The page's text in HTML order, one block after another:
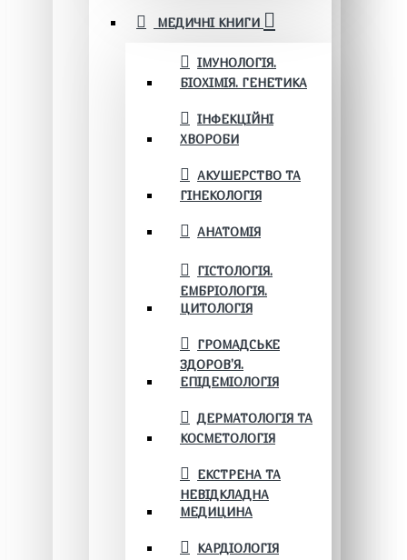
МЕДИЧНІ КНИГИ
ІМУНОЛОГІЯ.
БІОХІМІЯ. ГЕНЕТИКА
ІНФЕКЦІЙНІ
ХВОРОБИ
АКУШЕРСТВО ТА
ГІНЕКОЛОГІЯ
АНАТОМІЯ
ГІСТОЛОГІЯ.
ЕМБРІОЛОГІЯ.
ЦИТОЛОГІЯ
ГРОМАДСЬКЕ
ЗДОРОВ’Я.
ЕПІДЕМІОЛОГІЯ
ДЕРМАТОЛОГІЯ ТА
КОСМЕТОЛОГІЯ
ЕКСТРЕНА ТА
НЕВІДКЛАДНА
МЕДИЦИНА
КАРДІОЛОГІЯ